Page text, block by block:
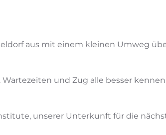
aus mit einem kleinen Umweg
und Zug alle besser
unserer Unterkunft für die